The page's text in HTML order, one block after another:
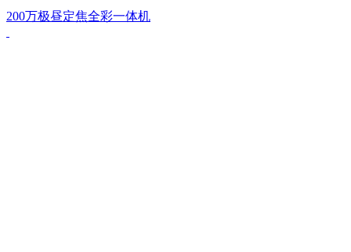
200万极昼定焦全彩一体机